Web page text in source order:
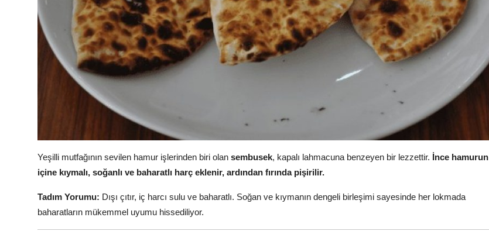
Yeşilli mutfağının sevilen hamur işlerinden biri olan sembusek, kapalı lahmacuna benzeyen bir lezzettir. İnce hamurun
içine kıymalı, soğanlı ve baharatlı harç eklenir, ardından fırında pişirilir.
Tadım Yorumu: Dışı çıtır, iç harcı sulu ve baharatlı. Soğan ve kıymanın dengeli birleşimi sayesinde her lokmada
baharatların mükemmel uyumu hissediliyor.